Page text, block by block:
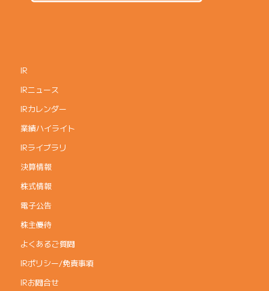
IR
IRニュース
IRカレンダー
業績ハイライト
IRライブラリ
決算情報
株式情報
電子公告
株主優待
よくあるご質問
IRポリシー/免責事項
IRお問合せ